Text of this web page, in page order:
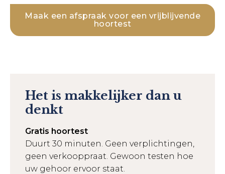
Maak een afspraak voor een vrijblijvende
hoortest
Het is makkelijker dan u
denkt
Gratis hoortest
Duurt 30 minuten. Geen verplichtingen,
geen verkooppraat. Gewoon testen hoe
uw gehoor ervoor staat.